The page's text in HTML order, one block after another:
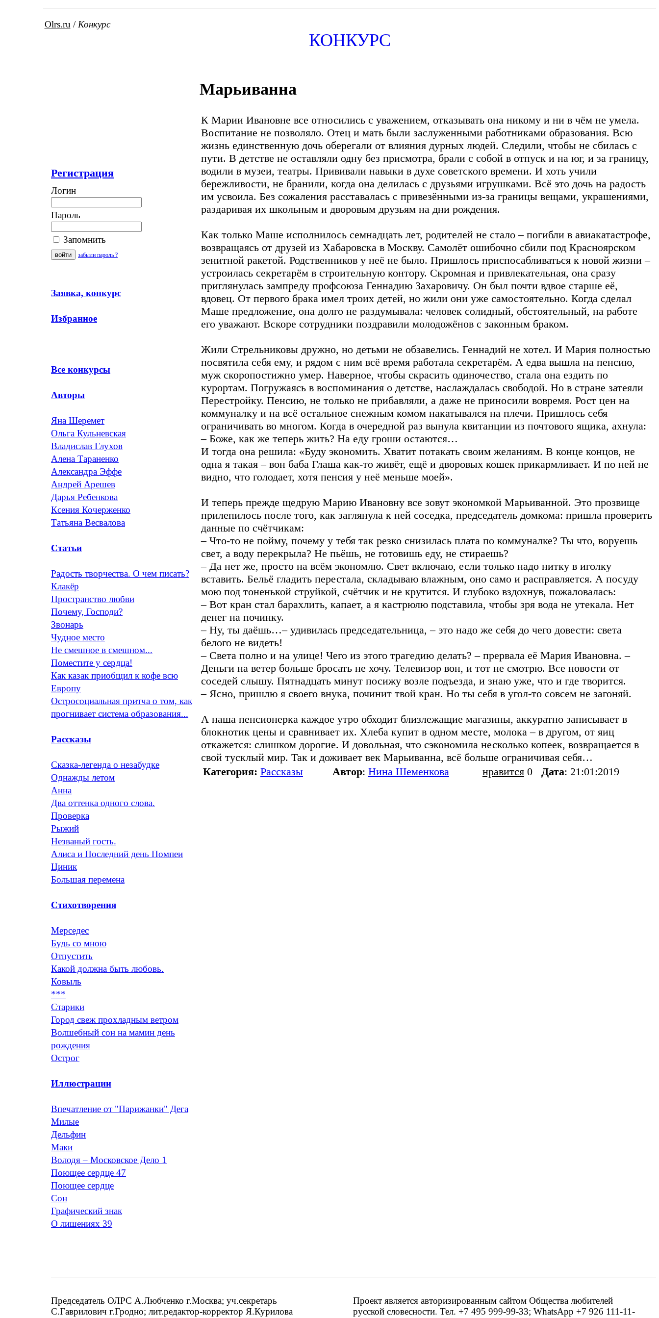
Olrs.ru / Конкурс
КОНКУРС
Регистрация
Логин
Пароль
Запомнить
забыли пароль ?
Заявка, конкурс
Избранное
Все конкурсы
Авторы
Яна Шеремет
Ольга Кульневская
Владислав Глухов
Алена Тараненко
Александра Эффе
Андрей Арешев
Дарья Ребенкова
Ксения Кочерженко
Татьяна Весвалова
Статьи
Радость творчества. О чем писать?
Клакёр
Пространство любви
Почему, Господи?
Звонарь
Чудное место
Не смешное в смешном...
Поместите у сердца!
Как казак приобщил к кофе всю
Европу
Остросоциальная притча о том, как
прогнивает система образования...
Рассказы
Сказка-легенда о незабудке
Однажды летом
Анна
Два оттенка одного слова.
Проверка
Рыжий
Незваный гость.
Алиса и Последний день Помпеи
Циник
Большая перемена
Стихотворения
Мерседес
Будь со мною
Отпустить
Какой должна быть любовь.
Ковыль
***
Старики
Город свеж прохладным ветром
Волшебный сон на мамин день
рождения
Острог
Иллюстрации
Впечатление от "Парижанки" Дега
Милые
Дельфин
Маки
Володя – Московское Дело 1
Поющее сердце 47
Поющее сердце
Сон
Графический знак
О лишениях 39
Марьиванна
К Марии Ивановне все относились с уважением, отказывать она никому и ни в чём не умела.
Воспитание не позволяло. Отец и мать были заслуженными работниками образования. Всю
жизнь единственную дочь оберегали от влияния дурных людей. Следили, чтобы не сбилась с
пути. В детстве не оставляли одну без присмотра, брали с собой в отпуск и на юг, и за границу,
водили в музеи, театры. Прививали навыки в духе советского времени. И хоть учили
бережливости, не бранили, когда она делилась с друзьями игрушками. Всё это дочь на радость
им усвоила. Без сожаления расставалась с привезёнными из-за границы вещами, украшениями,
раздаривая их школьным и дворовым друзьям на дни рождения.
Как только Маше исполнилось семнадцать лет, родителей не стало – погибли в авиакатастрофе,
возвращаясь от друзей из Хабаровска в Москву. Самолёт ошибочно сбили под Красноярском
зенитной ракетой. Родственников у неё не было. Пришлось приспосабливаться к новой жизни –
устроилась секретарём в строительную контору. Скромная и привлекательная, она сразу
приглянулась зампреду профсоюза Геннадию Захаровичу. Он был почти вдвое старше её,
вдовец. От первого брака имел троих детей, но жили они уже самостоятельно. Когда сделал
Маше предложение, она долго не раздумывала: человек солидный, обстоятельный, на работе
его уважают. Вскоре сотрудники поздравили молодожёнов с законным браком.
Жили Стрельниковы дружно, но детьми не обзавелись. Геннадий не хотел. И Мария полностью
посвятила себя ему, и рядом с ним всё время работала секретарём. А едва вышла на пенсию,
муж скоропостижно умер. Наверное, чтобы скрасить одиночество, стала она ездить по
курортам. Погружаясь в воспоминания о детстве, наслаждалась свободой. Но в стране затеяли
Перестройку. Пенсию, не только не прибавляли, а даже не приносили вовремя. Рост цен на
коммуналку и на всё остальное снежным комом накатывался на плечи. Пришлось себя
ограничивать во многом. Когда в очередной раз вынула квитанции из почтового ящика, ахнула:
– Боже, как же теперь жить? На еду гроши остаются…
И тогда она решила: «Буду экономить. Хватит потакать своим желаниям. В конце концов, не
одна я такая – вон баба Глаша как-то живёт, ещё и дворовых кошек прикармливает. И по ней не
видно, что голодает, хотя пенсия у неё меньше моей».
И теперь прежде щедрую Марию Ивановну все зовут экономкой Марьиванной. Это прозвище
прилепилось после того, как заглянула к ней соседка, председатель домкома: пришла проверить
данные по счётчикам:
– Что-то не пойму, почему у тебя так резко снизилась плата по коммуналке? Ты что, воруешь
свет, а воду перекрыла? Не пьёшь, не готовишь еду, не стираешь?
– Да нет же, просто на всём экономлю. Свет включаю, если только надо нитку в иголку
вставить. Бельё гладить перестала, складываю влажным, оно само и расправляется. А посуду
мою под тоненькой струйкой, счётчик и не крутится. И глубоко вздохнув, пожаловалась:
– Вот кран стал барахлить, капает, а я кастрюлю подставила, чтобы зря вода не утекала. Нет
денег на починку.
– Ну, ты даёшь…– удивилась председательница, – это надо же себя до чего довести: света
белого не видеть!
– Света полно и на улице! Чего из этого трагедию делать? – прервала её Мария Ивановна. –
Деньги на ветер больше бросать не хочу. Телевизор вон, и тот не смотрю. Все новости от
соседей слышу. Пятнадцать минут посижу возле подъезда, и знаю уже, что и где творится.
– Ясно, пришлю я своего внука, починит твой кран. Но ты себя в угол-то совсем не загоняй.
А наша пенсионерка каждое утро обходит близлежащие магазины, аккуратно записывает в
блокнотик цены и сравнивает их. Хлеба купит в одном месте, молока – в другом, от яиц
откажется: слишком дорогие. И довольная, что сэкономила несколько копеек, возвращается в
свой тусклый мир. Так и доживает век Марьиванна, всё больше ограничивая себя…
Категория: Рассказы Автор: Нина Шеменкова нравится 0 Дата: 21:01:2019
Председатель ОЛРС А.Любченко г.Москва; уч.секретарь
С.Гаврилович г.Гродно; лит.редактор-корректор Я.Курилова
Проект является авторизированным сайтом Общества любителей
русской словесности. Тел. +7 495 999-99-33; WhatsApp +7 926 111-11-